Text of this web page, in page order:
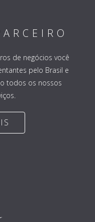
de negócios você
pelo Brasil e
todos os nossos